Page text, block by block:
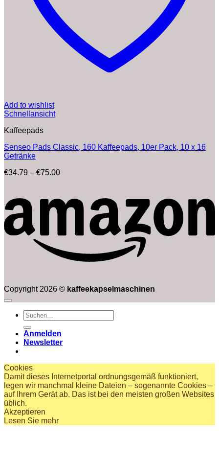
Add to wishlist
Schnellansicht
Kaffeepads
Senseo Pads Classic, 160 Kaffeepads, 10er Pack, 10 x 16
Getränke
€34.79 – €75.00Preisspanne:
€75.00
Copyright 2026 © kaffeekapselmaschinen
Suchen
nach:
Anmelden
Newsletter
Cookies
Damit dieses Internetportal ordnungsgemäß funktioniert,
legen wir manchmal kleine Dateien – sogenannte Cookies –
auf Ihrem Gerät ab. Das ist bei den meisten großen Websites
üblich.
Akzeptieren
Lesen Sie mehr